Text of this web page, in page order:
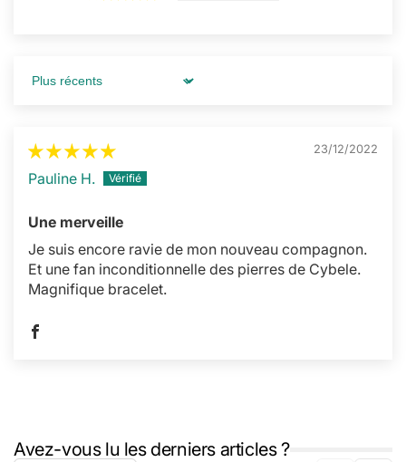
Sort by
23/12/2022
Pauline H.
Une merveille
Je suis encore ravie de mon nouveau compagnon.
Et une fan inconditionnelle des pierres de Cybele.
Magnifique bracelet.
Avez-vous lu les derniers articles ?